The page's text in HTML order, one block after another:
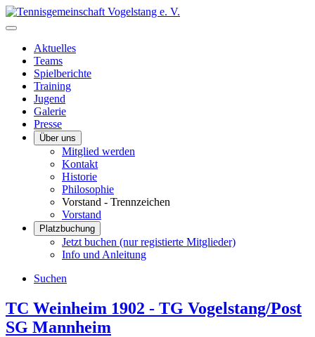
Aktuelles
Teams
Spielberichte
Training
Jugend
Galerie
Presse
Über uns
Mitglied werden
Kontakt
Historie
Philosophie
Vorstand - Trennzeichen
Vorstand
Platzbuchung
Jetzt buchen (nur registierte Mitglieder)
Info und Anleitung
Suchen
TC Weinheim 1902 - TG Vogelstang/Post
SG Mannheim